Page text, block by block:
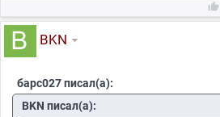

BKN
барс027 писал(а):
BKN писал(а):